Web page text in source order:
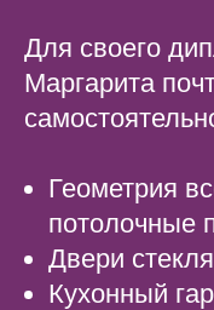
Для своего
Маргарита
Геометрия
потолочные
Двери
Кухонный